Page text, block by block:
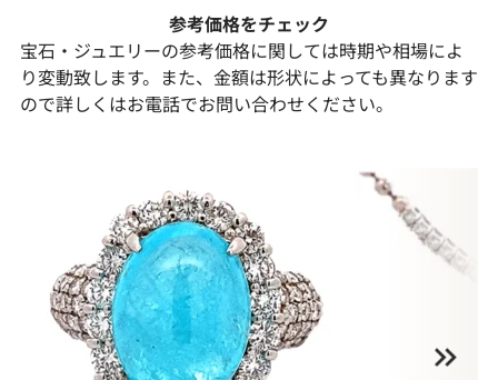
参考価格をチェック
宝石・ジュエリーの参考価格に関しては時期や相場によ
り変動致します。また、金額は形状によっても異なります
ので詳しくはお電話でお問い合わせください。